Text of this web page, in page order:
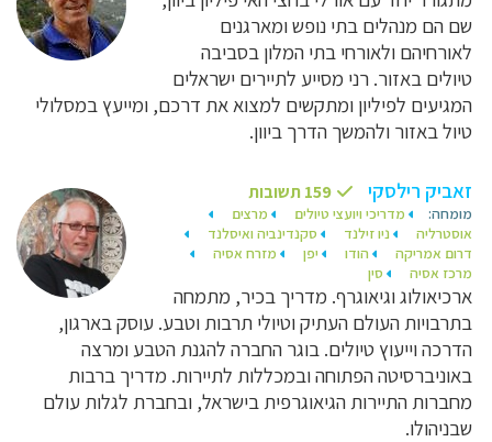
שם הם מנהלים בתי נופש ומארגנים
לאורחיהם ולאורחי בתי המלון בסביבה
טיולים באזור. רני מסייע לתיירים ישראלים
המגיעים לפיליון ומתקשים למצוא את דרכם, ומייעץ במסלולי
טיול באזור ולהמשך הדרך ביוון.
זאביק רילסקי 159 תשובות
מומחה: מדריכי ויועצי טיולים
מרצים
אוסטרליה
ניו זילנד
סקנדינביה ואיסלנד
דרום אמריקה
הודו יפן
מזרח אסיה
מרכז אסיה
סין
ארכיאולוג וגיאוגרף. מדריך בכיר, מתמחה
בתרבויות העולם העתיק וטיולי תרבות וטבע. עוסק בארגון,
הדרכה וייעוץ טיולים. בוגר החברה להגנת הטבע ומרצה
באוניברסיטה הפתוחה ובמכללות לתיירות. מדריך ברבות
מחברות התיירות הגיאוגרפית בישראל, ובחברת לגלות עולם
שבניהולו.